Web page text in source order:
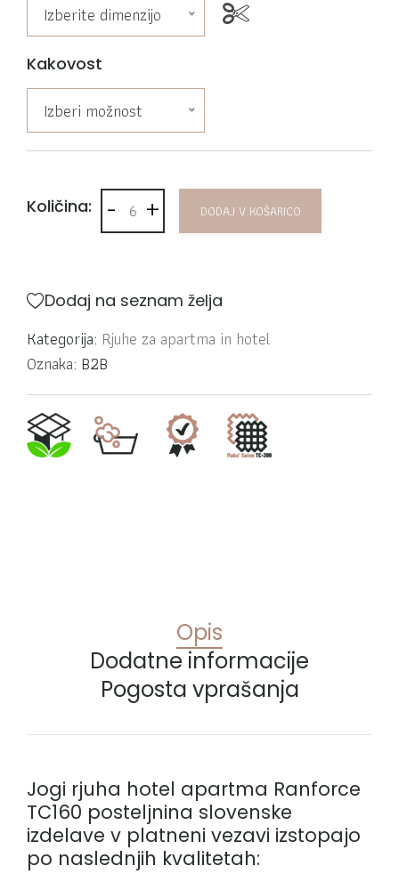
Izberite dimenzijo
Kakovost
Izberi možnost
Količina: Jogi rjuha hotel apartma Ranforce TC160
+
- DODAJ V KOŠARICO
Dodaj na seznam želja
Kategorija: Rjuhe za apartma in hotel
Oznaka: B2B
Opis
Dodatne informacije
Pogosta vprašanja
Jogi rjuha hotel apartma Ranforce
TC160 posteljnina slovenske
izdelave v platneni vezavi izstopajo
po naslednjih kvalitetah: